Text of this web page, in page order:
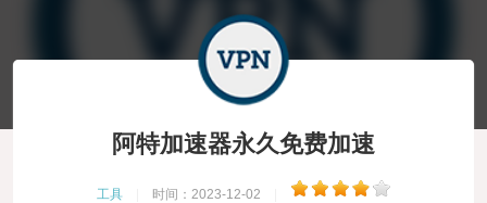
阿特加速器永久免费加速
工具 时间：2023-12-02